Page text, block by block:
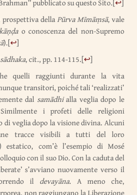
pubblicato su questo Sito.[↩]
prospettiva dellaPūrva Mīmāṃsā, vale
o conoscenza del non-Supremo
).[↩]
, cit., pp. 114-115.[↩]
quelli raggiunti durante la vita
transitori, poiché tali ‘realizzati’
dal samādhialla veglia dopo le
i profeti delle religioni
veglia dopo la visione divina. Alcuni
tracce visibili a tutti del loro
estatico, com’è l’esempio di Mosé
con il suo Dio. Con la caduta del
s’avviano nuovamente verso il
il devayāna. A meno che,